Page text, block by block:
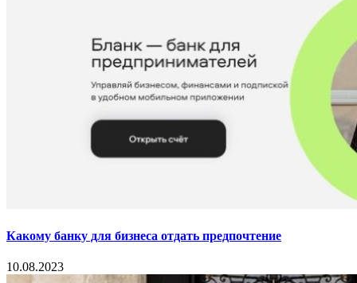
Какому банку для бизнеса отдать предпочтение
10.08.2023